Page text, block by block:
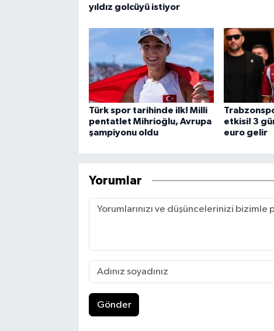
yıldız golcüyü istiyor
Türk spor tarihinde ilk! Milli
pentatlet Mihrioğlu, Avrupa
şampiyonu oldu
etkisi! 3
euro gelir
Yorumlar
Gönder